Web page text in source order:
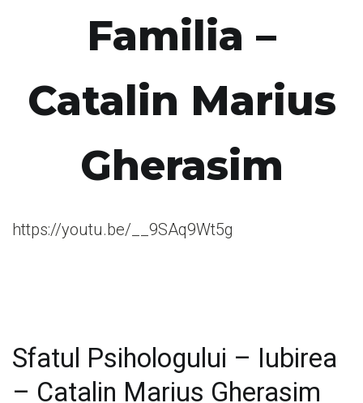
Familia –
Catalin Marius
Gherasim
https://youtu.be/__9SAq9Wt5g
Sfatul Psihologului – Iubirea
– Catalin Marius Gherasim